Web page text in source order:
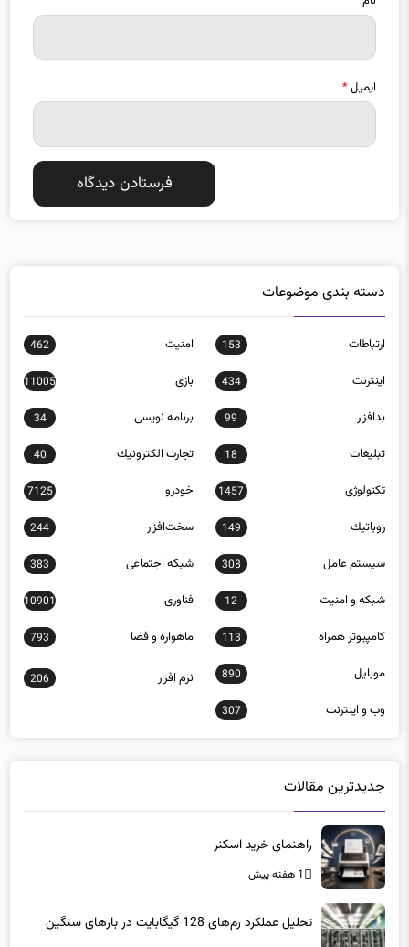
ایمیل*
ارتباطات
اينترنت 434 بازی 11005
بدافزار 99 برنامه نويسی 34
تبلیغات 18 تجارت الكترونيك 40
تکنولوژی 1457 خودرو 7125
روباتيك 149 سخت‌افزار 244
سيستم عامل 308 شبكه اجتماعی 383
شبكه و امنيت 12 فناوری 10901
كامپيوتر همراه 113 ماهواره و فضا 793
موبايل 890
206
وب و اينترنت 307
راهنمای خرید اسکنر
1 هفته پیش
2 ماه پیش